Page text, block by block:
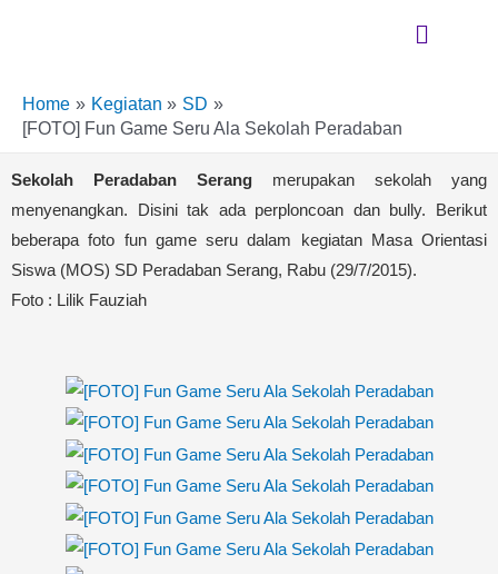
Menu
Home Kegiatan
SD
[FOTO] Fun Game Seru Ala Sekolah Peradaban
Sekolah Peradaban Serang merupakan sekolah yang
menyenangkan. Disini tak ada perploncoan dan bully. Berikut
beberapa foto fun game seru dalam kegiatan Masa Orientasi
Siswa (MOS) SD Peradaban Serang, Rabu (29/7/2015).
Foto : Lilik Fauziah